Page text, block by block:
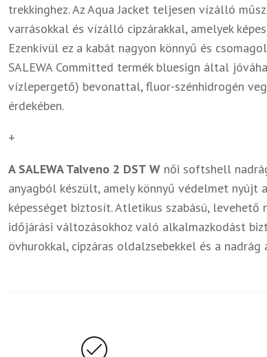
trekkinghez. Az Aqua Jacket teljesen vízálló
varrásokkal és vízálló cipzárakkal, amelyek
Ezenkívül ez a kabát nagyon könnyű és
SALEWA Committed termék bluesign által
vízlepergető) bevonattal, fluor-szénhidrogén
érdekében.
+
A SALEWA Talveno 2 DST W női softshell
anyagból készült, amely könnyű védelmet nyújt
képességet biztosít. Atletikus szabású, levehető
időjárási változásokhoz való alkalmazkodást
övhurokkal, cipzáras oldalzsebekkel és a